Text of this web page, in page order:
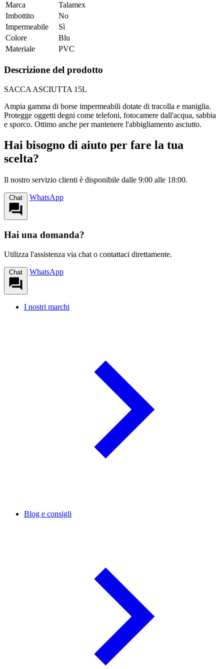
Marca
Talamex
Imbottito
No
Impermeabile
Sì
Colore
Blu
Materiale
PVC
Descrizione del prodotto
SACCA ASCIUTTA 15L
Ampia gamma di borse impermeabili dotate di tracolla e maniglia.
Protegge oggetti degni come telefoni, fotocamere dall'acqua, sabbia
e sporco. Ottimo anche per mantenere l'abbigliamento asciutto.
Hai bisogno di aiuto per fare la tua
scelta?
Il nostro servizio clienti è disponibile dalle 9:00 alle 18:00.
Chat WhatsApp
Hai una domanda?
Utilizza l'assistenza via chat o contattaci direttamente.
Chat WhatsApp
I nostri marchi
Blog e consigli